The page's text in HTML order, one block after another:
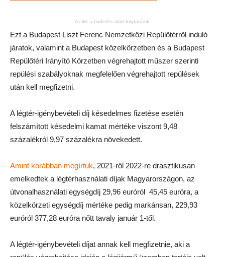
A cikk a hirdetés alatt folytatódik.
Ezt a Budapest Liszt Ferenc Nemzetközi Repülőtérről induló
járatok, valamint a Budapest közelkörzetben és a Budapest
Repülőtéri Irányító Körzetben végrehajtott műszer szerinti
repülési szabályoknak megfelelően végrehajtott repülések
után kell megfizetni.
A légtér-igénybevételi díj késedelmes fizetése esetén
felszámított késedelmi kamat mértéke viszont 9,48
százalékról 9,97 százalékra növekedett.
Amint korábban megírtuk, 2021-ről 2022-re drasztikusan
emelkedtek a légtérhasználati díjak Magyarországon, az
útvonalhasználati egységdíj 29,96 euróról 45,45 euróra, a
közelkörzeti egységdíj mértéke pedig markánsan, 229,93
euróról 377,28 euróra nőtt tavaly január 1-től.
A légtér-igénybevételi díjat annak kell megfizetnie, aki a